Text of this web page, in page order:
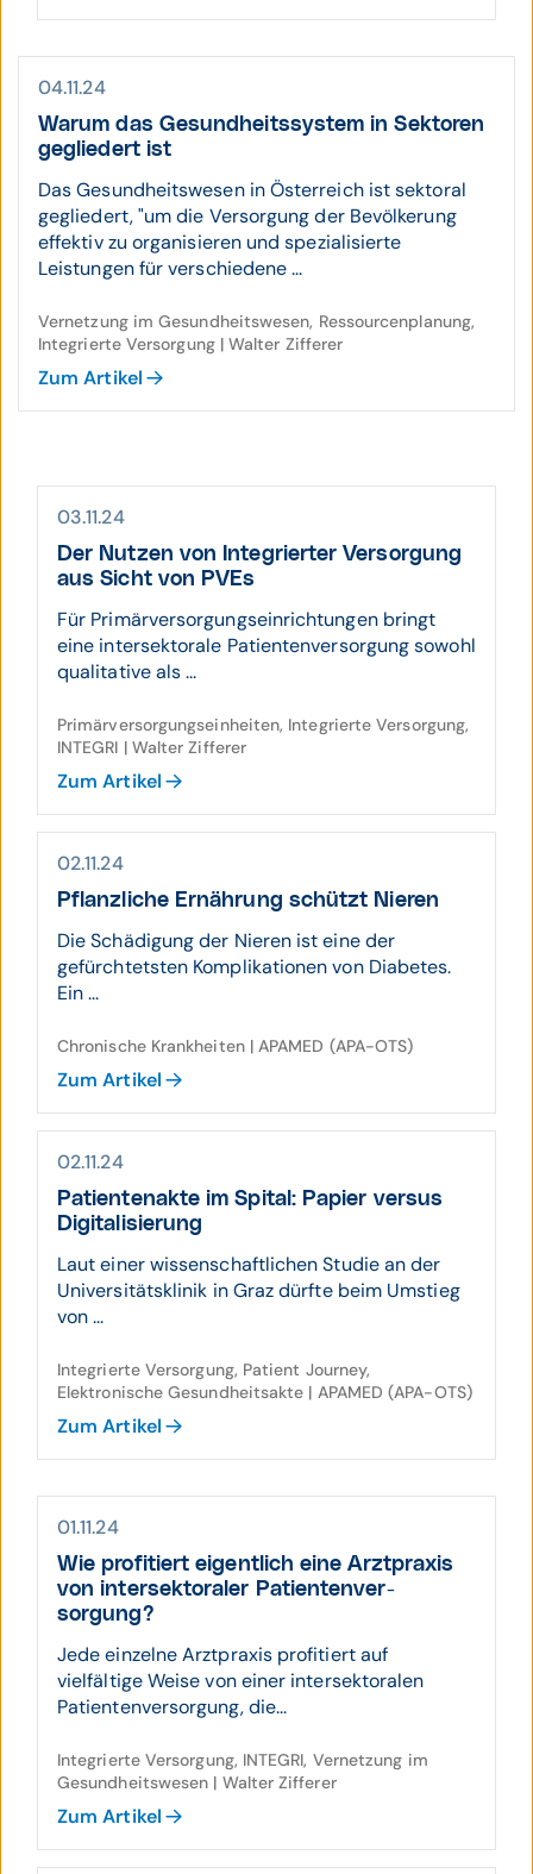
04.11.24
Warum das Gesund­heits­system in Sek­toren
ge­gliedert ist
Das Gesundheitswesen in Österreich ist sektoral
gegliedert, "um die Versorgung der Bevölkerung
effektiv zu organisieren und spezialisierte
Leistungen für verschiedene ...
Vernetzung im Gesundheitswesen, Ressourcenplanung,
Integrierte Versorgung | Walter Zifferer
Zum Artikel
03.11.24
Der Nutzen von Inte­grierter Ver­sor­gung
aus Sicht von PVEs
Für Primärversorgungseinrichtungen bringt
eine intersektorale Patientenversorgung sowohl
qualitative als ...
Primärversorgungseinheiten, Integrierte Versorgung,
INTEGRI | Walter Zifferer
Zum Artikel
02.11.24
Pflanz­liche Er­nährung schützt Nieren
Die Schädigung der Nieren ist eine der
gefürchtetsten Komplikationen von Diabetes.
Ein ...
Chronische Krankheiten | APAMED (APA-OTS)
Zum Artikel
02.11.24
Patienten­akte im Spital: Papier versus
Digi­tali­sie­rung
Laut einer wissenschaftlichen Studie an der
Universitätsklinik in Graz dürfte beim Umstieg
von ...
Integrierte Versorgung, Patient Journey,
Elektronische Gesundheitsakte | APAMED (APA-OTS)
Zum Artikel
01.11.24
Wie profi­tiert eigent­lich eine Arzt­praxis
von inter­sek­toraler Patienten­ver­
sorgung?
Jede einzelne Arztpraxis profitiert auf
vielfältige Weise von einer intersektoralen
Patientenversorgung, die...
Integrierte Versorgung, INTEGRI, Vernetzung im
Gesundheitswesen | Walter Zifferer
Zum Artikel